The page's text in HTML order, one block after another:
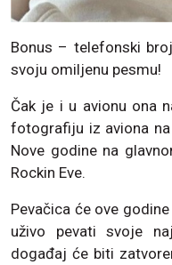
Bonus – telefonski
svoju omiljenu pesmu!
Čak je i u avionu ona
fotografiju iz aviona
Nove godine na
Rockin Eve.
Pevačica će ove
uživo pevati svoje
događaj će biti